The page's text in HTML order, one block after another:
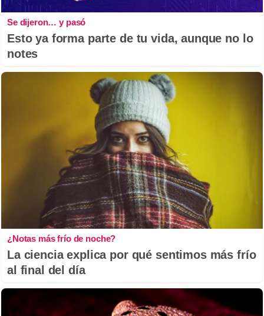
Se dijeron… y pasó
Esto ya forma parte de tu vida, aunque no lo
notes
¿Notas más frío de noche?
La ciencia explica por qué sentimos más frío
al final del día